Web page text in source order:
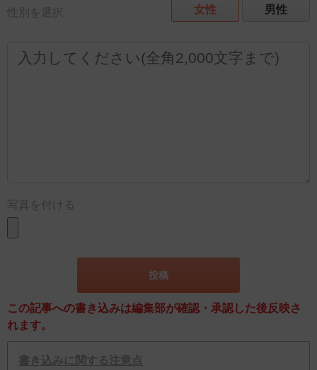
性別を選択 女性 男性
写真を付ける
この記事への書き込みは編集部が確認・承認した後反映さ
れます。
書き込みに関する注意点